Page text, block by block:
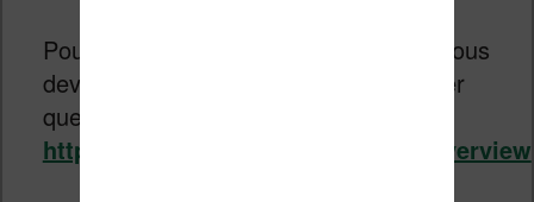
Pour configurer OpenAI et ChatGPT, vous
devez vous rendre sur leur site et payer
quelques euros :
https://platform.openai.com/docs/overview